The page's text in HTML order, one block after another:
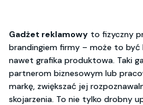
Gadżet reklamowy to fizyczny
brandingiem firmy – może to być
nawet grafika produktowa. Taki
partnerom biznesowym lub
markę, zwiększać jej
skojarzenia. To nie tylko drobny